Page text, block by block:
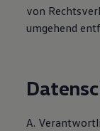
Magazin
von
umgehend
A.